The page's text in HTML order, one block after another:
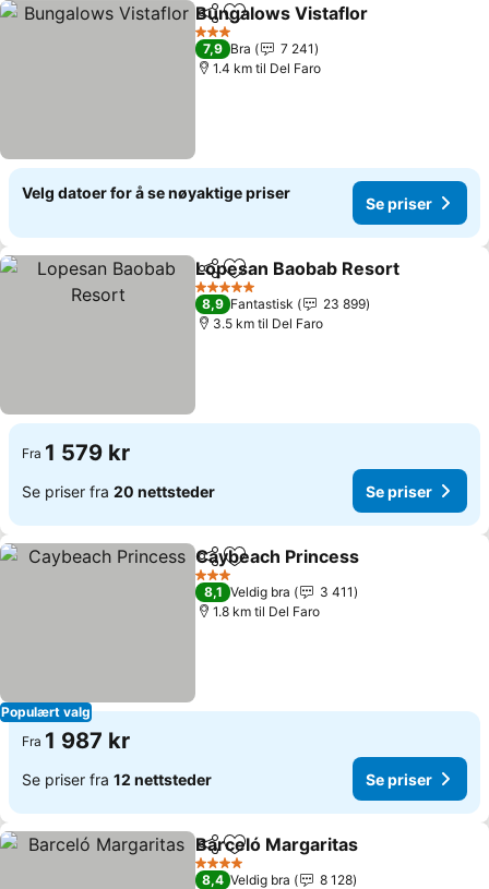
Del Legg til i favoritter
Bungalows Vistaflor
3 Stjerner
7,9 Bra
7 241
1.4 km til Del Faro
Velg datoer for å se nøyaktige priser
Se priser
Del Legg til i favoritter
Lopesan Baobab Resort
5 Stjerner
8,9 Fantastisk
23 899
3.5 km til Del Faro
Fra 1 579 kr
Se priser fra 20 nettsteder Se priser
Populært valg
Del Legg til i favoritter
Caybeach Princess
3 Stjerner
8,1 Veldig bra
3 411
1.8 km til Del Faro
Fra 1 987 kr
Se priser fra 12 nettsteder Se priser
Del Legg til i favoritter
Barceló Margaritas
4 Stjerner
8,4 Veldig bra
8 128